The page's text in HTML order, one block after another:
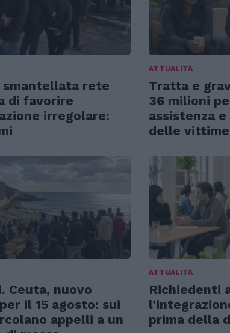
smantellata rete
di favorire
irregolare:
ATTUALITÀ
Tratta e
36 milioni
assistenza
delle vittime
Ceuta, nuovo
il 15 agosto: sui
appelli a un
ATTUALITÀ
Richiedenti
prima della